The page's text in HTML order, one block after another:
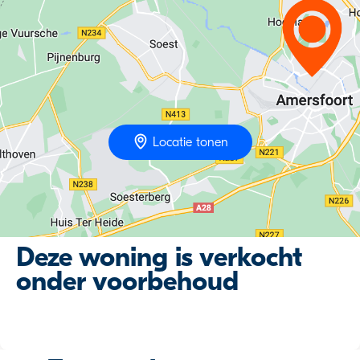
Locatie tonen
Deze woning is verkocht
onder voorbehoud